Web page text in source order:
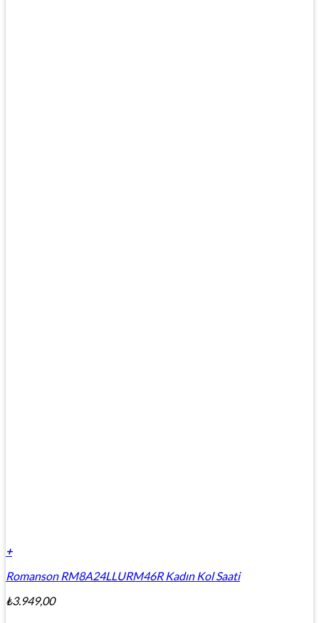
+
Romanson RM8A24LLURM46R Kadın Kol Saati
₺3.949,00